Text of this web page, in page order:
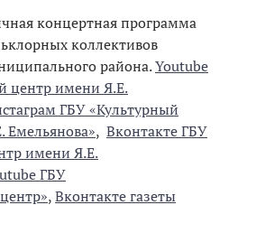
концертная программа
коллективов
района.Youtube
центр имени Я.Е.
ГБУ «Культурный
Емельянова», Вконтакте ГБУ
имени Я.Е.
ГБУ
,Вконтакте газеты